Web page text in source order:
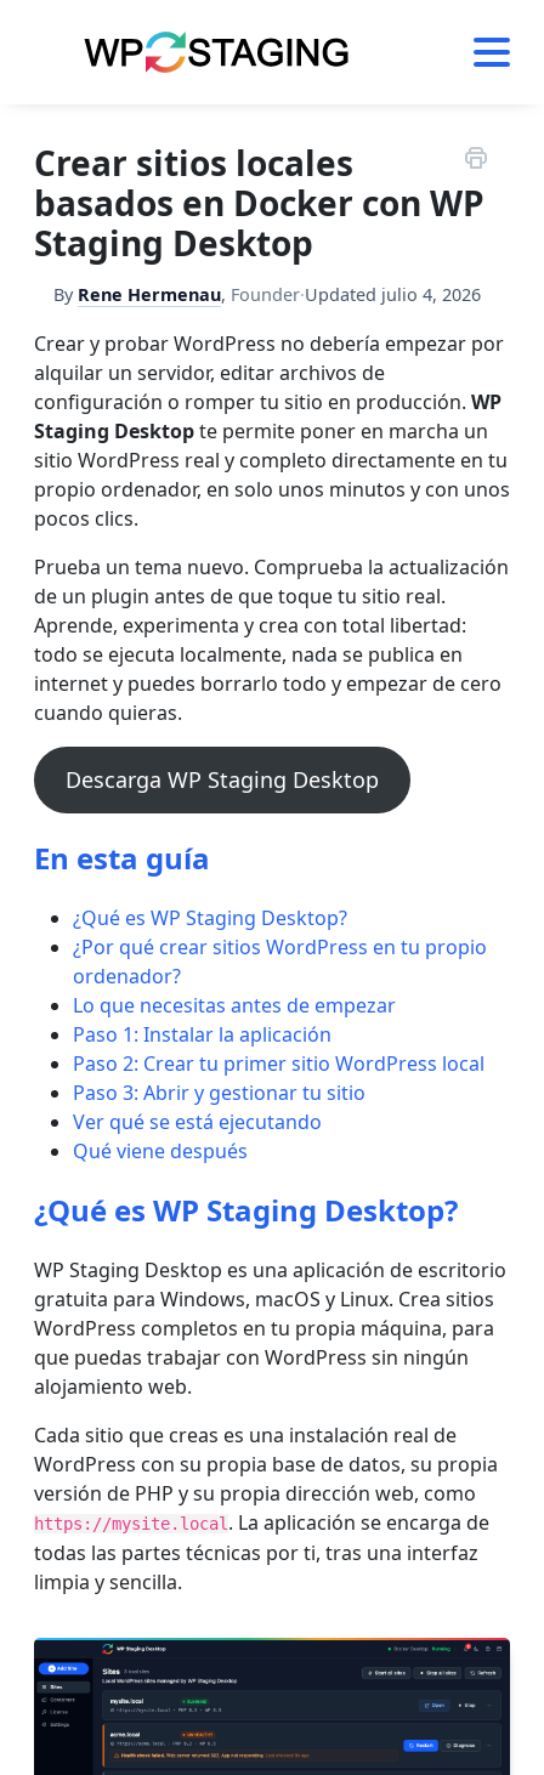
Crear sitios locales
basados en Docker con WP
Staging Desktop
By Rene Hermenau, Founder·Updated julio 4, 2026
Crear y probar WordPress no debería empezar por
alquilar un servidor, editar archivos de
configuración o romper tu sitio en producción. WP
Staging Desktopte permite poner en marcha un
sitio WordPress real y completo directamente en tu
propio ordenador, en solo unos minutos y con unos
pocos clics.
Prueba un tema nuevo. Comprueba la actualización
de un plugin antes de que toque tu sitio real.
Aprende, experimenta y crea con total libertad:
todo se ejecuta localmente, nada se publica en
internet y puedes borrarlo todo y empezar de cero
cuando quieras.
Descarga WP Staging Desktop
En esta guía
¿Qué es WP Staging Desktop?
¿Por qué crear sitios WordPress en tu propio
ordenador?
Lo que necesitas antes de empezar
Paso 1: Instalar la aplicación
Paso 2: Crear tu primer sitio WordPress local
Paso 3: Abrir y gestionar tu sitio
Ver qué se está ejecutando
Qué viene después
¿Qué es WP Staging Desktop?
WP Staging Desktop es una aplicación de escritorio
gratuita para Windows, macOS y Linux. Crea sitios
WordPress completos en tu propia máquina, para
que puedas trabajar con WordPress sin ningún
alojamiento web.
Cada sitio que creas es una instalación real de
WordPress con su propia base de datos, su propia
versión de PHP y su propia dirección web, como
https://mysite.local . La aplicación se encarga de
todas las partes técnicas por ti, tras una interfaz
limpia y sencilla.